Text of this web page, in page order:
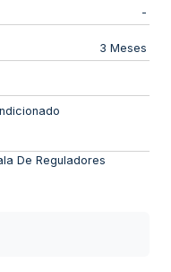
-
3 Meses
De Reguladores